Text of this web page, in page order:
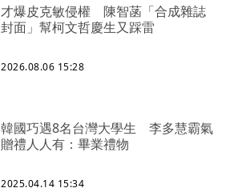
才爆皮克敏侵權 陳智菡「合成雜誌
封面」幫柯文哲慶生又踩雷
2026.08.06 15:28
韓國巧遇8名台灣大學生 李多慧霸氣
贈禮人人有：畢業禮物
2025.04.14 15:34